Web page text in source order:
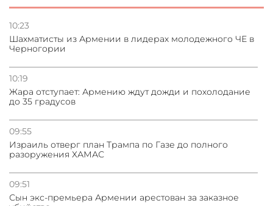
10:23
Шахматисты из Армении в лидерах молодежного ЧЕ в
Черногории
10:19
Жара отступает: Армению ждут дожди и похолодание
до 35 градусов
09:55
Израиль отверг план Трампа по Газе до полного
разоружения ХАМАС
09:51
Сын экс-премьера Армении арестован за заказное